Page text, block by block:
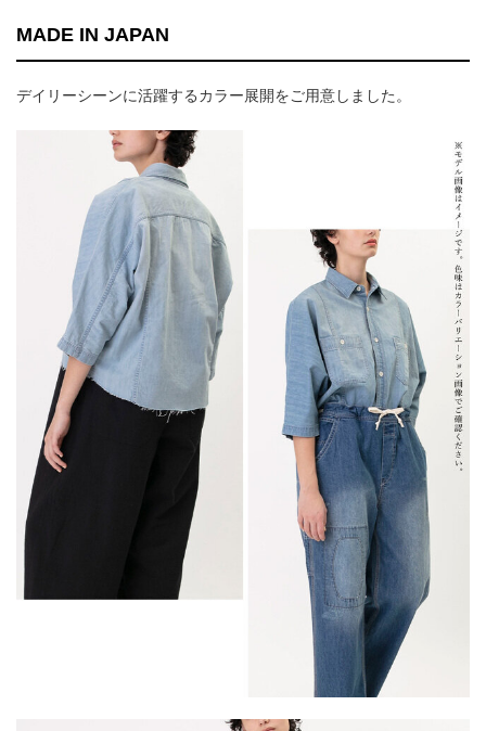
MADE IN JAPAN
デイリーシーンに活躍するカラー展開をご用意しました。